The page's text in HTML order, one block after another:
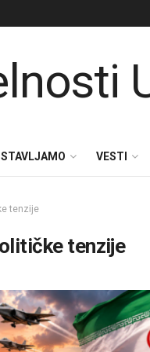
VESTI
tenzije
tenzije